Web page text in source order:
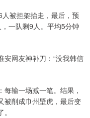
被担架抬走，最后，预
一队剩9人。平均5分钟
安网友神补刀：“没我韩信
输一场减一笔。结果，
被削成巾州壁虎，最后变